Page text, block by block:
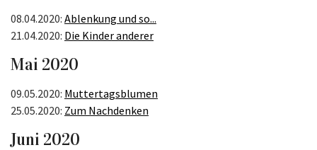
08.04.2020: Ablenkung und so...
21.04.2020: Die Kinder anderer
Mai 2020
09.05.2020: Muttertagsblumen
25.05.2020: Zum Nachdenken
Juni 2020